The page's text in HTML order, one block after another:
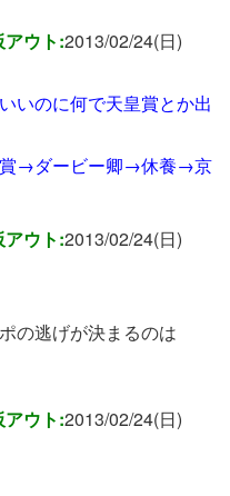
ウト:2013/02/24(日)
いのに何で天皇賞とか出
賞→ダービー卿→休養→京
ウト:2013/02/24(日)
の逃げが決まるのは
ウト:2013/02/24(日)